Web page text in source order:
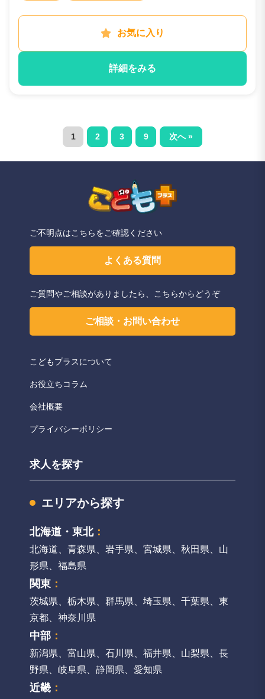
お気に入り
詳細をみる
1 2 3 9 次へ »
ご不明点はこちらをご確認ください
よくある質問
ご質問やご相談がありましたら、こちらからどうぞ
ご相談・お問い合わせ
こどもプラスについて
お役立ちコラム
会社概要
プライバシーポリシー
求人を探す
エリアから探す
北海道・東北：
北海道 青森県 岩手県 宮城県 秋田県
山
形県
福島県
関東 ：
茨城県 栃木県 群馬県 埼玉県 千葉県
東
京都
神奈川県
中部 ：
新潟県 富山県 石川県 福井県 山梨県
長
野県
岐阜県 静岡県 愛知県
近畿 ：